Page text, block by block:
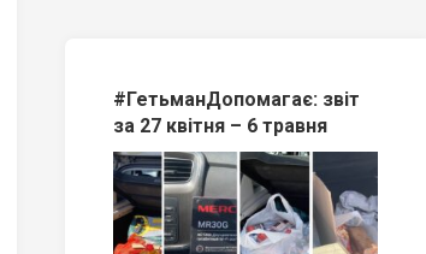
#ГетьманДопомагає: звіт
за 27 квітня – 6 травня